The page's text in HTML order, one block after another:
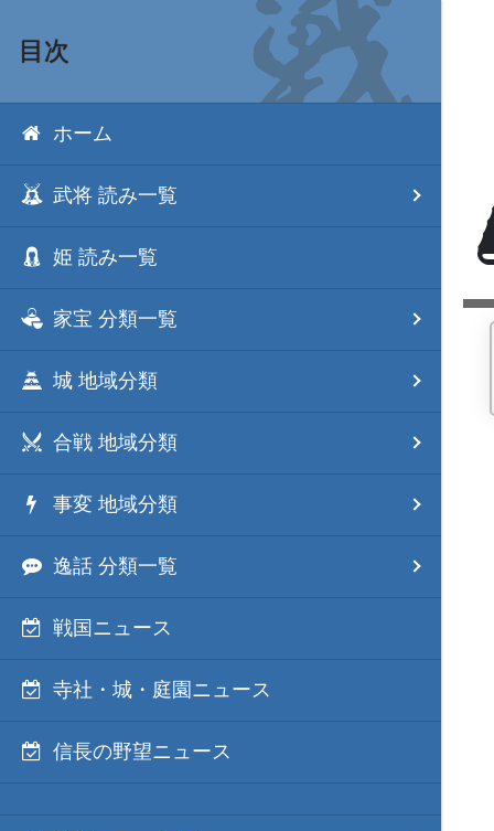
目次
ホーム
武将 読み一覧
姫 読み一覧
家宝 分類一覧
城 地域分類
合戦 地域分類
事変 地域分類
逸話 分類一覧
戦国ニュース
寺社・城・庭園ニュース
信長の野望ニュース